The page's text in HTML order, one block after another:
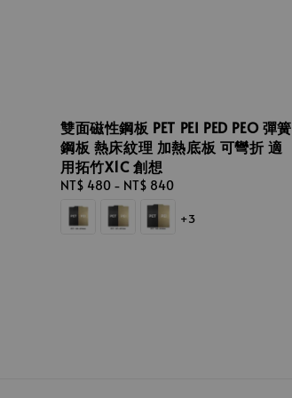
雙面磁性鋼板 PET PEI PED PEO 彈簧
鋼板 熱床紋理 加熱底板 可彎折 適
用拓竹X1C 創想
Regular
price
NT$ 480 - NT$ 840
+3